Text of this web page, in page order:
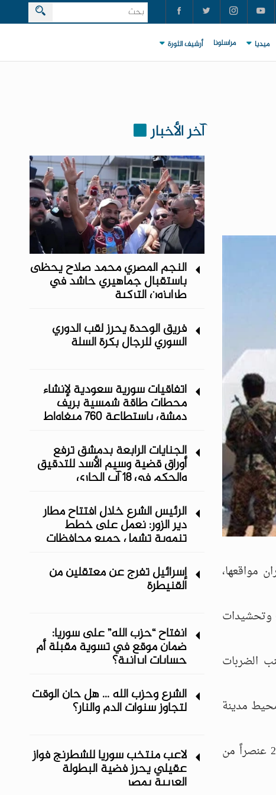
ميديا مراسلونا أرشيف الثورة
مواقعها،
وتحشيدات
الضربات
مدينة
ووثقت مصادر محلية، نحو 50 استهدافاً إسرائيلياً لمواقع في سوريا، أسفرت عن عشرات القتلى، بينهم مقتل 23 عنصراً من
آخر الأخبار
النجم المصري محمد صلاح يحظى
باستقبال جماهيري حاشد في
طرابزون التركية
فريق الوحدة يحرز لقب الدوري
السوري للرجال بكرة السلة
اتفاقيات سورية سعودية لإنشاء
محطات طاقة شمسية ‏بريف
دمشق باستطاعة 760 ميغاواط
الجنايات الرابعة بدمشق ترفع
أوراق قضية وسيم الأسد للتدقيق
والحكم في 18 آب الجاري
الرئيس الشرع خلال افتتاح مطار
دير الزور: نعمل على خطط
تنموية تشمل جميع محافظات
إسرائيل تفرج عن معتقلين من
القنيطرة
انفتاح “حزب الله” على سوريا:
ضمان موقع في تسوية مقبلة أم
حسابات إيرانية؟
الشرع وحزب الله ... هل حان الوقت
لتجاوز سنوات الدم والنار؟
لاعب منتخب سوريا للشطرنج فواز
عقيلي يحرز فضية البطولة
العربية بمصر